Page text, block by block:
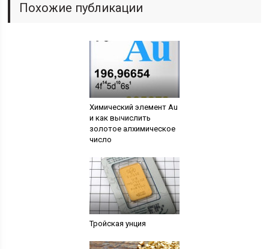
Похожие публикации
Химический элемент Au
и как вычислить
золотое алхимическое
число
Тройская унция